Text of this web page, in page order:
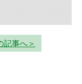
記事へ＞